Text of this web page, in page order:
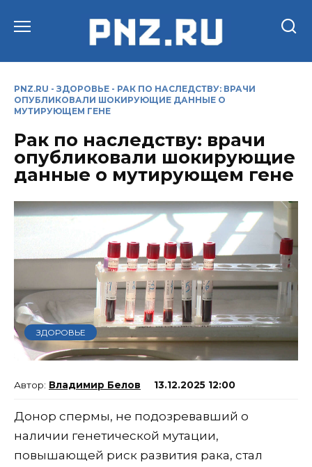
PNZ.RU - ЗДОРОВЬЕ - РАК ПО НАСЛЕДСТВУ: ВРАЧИ
ОПУБЛИКОВАЛИ ШОКИРУЮЩИЕ ДАННЫЕ О
МУТИРУЮЩЕМ ГЕНЕ
Рак по наследству: врачи
опубликовали шокирующие
данные о мутирующем гене
ЗДОРОВЬЕ
Владимир Белов 13.12.2025 12:00
Донор спермы, не подозревавший о
наличии генетической мутации,
повышающей риск развития рака, стал